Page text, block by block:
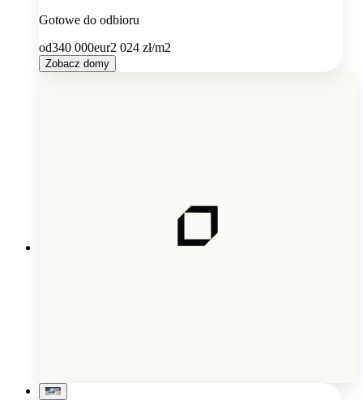
Gotowe do odbioru
od340 000eur2 024 zł/m2
Zobacz domy